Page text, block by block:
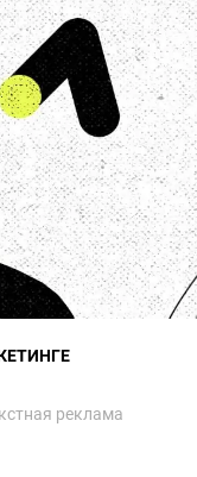
реклама